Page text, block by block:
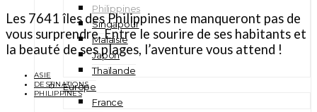
Philippines
Singapour
Malaisie
Japon
Thaïlande
Europe
France
Les 7641 îles des Philippines ne manqueront pas de
vous surprendre. Entre le sourire de ses habitants et
la beauté de ses plages, l’aventure vous attend !
ASIE
DESTINATIONS
PHILIPPINES